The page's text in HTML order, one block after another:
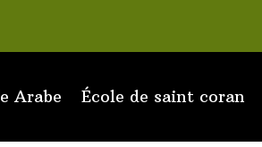
Arabe École de saint coran